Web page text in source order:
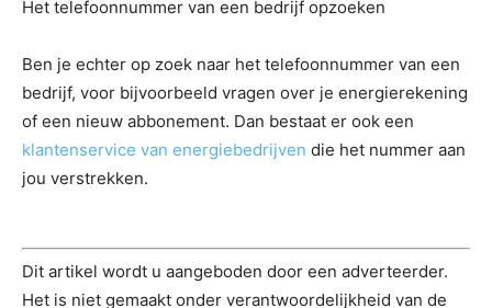
Het telefoonnummer van een bedrijf opzoeken
Ben je echter op zoek naar het telefoonnummer van een
bedrijf, voor bijvoorbeeld vragen over je energierekening
of een nieuw abbonement. Dan bestaat er ook een
klantenservice van energiebedrijven die het nummer aan
jou verstrekken.
Dit artikel wordt u aangeboden door een adverteerder.
Het is niet gemaakt onder verantwoordelijkheid van de